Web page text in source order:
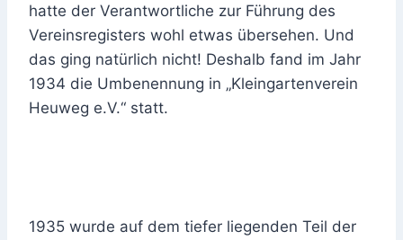
hatte der Verantwortliche zur Führung des
Vereinsregisters wohl etwas übersehen. Und
das ging natürlich nicht! Deshalb fand im Jahr
1934 die Umbenennung in „Kleingartenverein
Heuweg e.V.“ statt.
1935 wurde auf dem tiefer liegenden Teil der